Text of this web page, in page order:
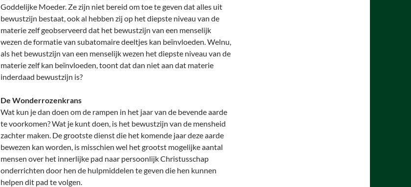
Goddelijke Moeder. Ze zijn niet bereid om toe te geven dat alles uit
bewustzijn bestaat, ook al hebben zij op het diepste niveau van de
materie zelf geobserveerd dat het bewustzijn van een menselijk
wezen de formatie van subatomaire deeltjes kan beïnvloeden. Welnu,
als het bewustzijn van een menselijk wezen het diepste niveau van de
materie zelf kan beïnvloeden, toont dat dan niet aan dat materie
inderdaad bewustzijn is?
De Wonderrozenkrans
Wat kun je dan doen om de rampen in het jaar van de bevende aarde
te voorkomen? Wat je kunt doen, is het bewustzijn van de mensheid
zachter maken. De grootste dienst die het komende jaar deze aarde
bewezen kan worden, is misschien wel het grootst mogelijke aantal
mensen over het innerlijke pad naar persoonlijk Christusschap
onderrichten door hen de hulpmiddelen te geven die hen kunnen
helpen dit pad te volgen.